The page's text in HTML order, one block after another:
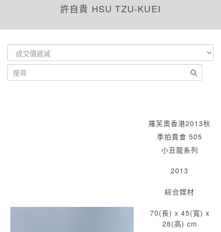
許自貴 HSU TZU-KUEI
羅芙奧香港2013秋
季拍賣會 505
小丑龍系列
2013
綜合媒材
70(長) x 45(寬) x
28(高) cm